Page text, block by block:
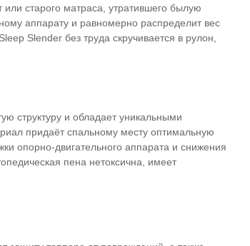
старого матраса, утратившего былую
аппарату и равномерно распределит вес
Slender без труда скручивается в рулон,
структуру и обладает уникальными
придаёт спальному месту оптимальную
опорно-двигательного аппарата и снижения
пена нетоксична, имеет